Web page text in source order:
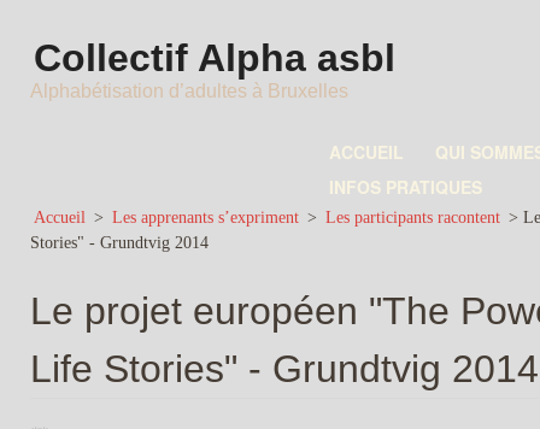
Collectif Alpha asbl
Alphabétisation d’adultes à Bruxelles
ACCUEIL
QUI
INFOS PRATIQUES
Accueil > Les apprenants s’expriment > Les participants racontent >
Stories" - Grundtvig 2014
Le projet européen "The
Life Stories" - Grundtvig 2014